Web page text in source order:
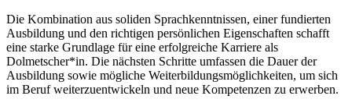
Die Kombination aus soliden Sprachkenntnissen, einer fundierten
Ausbildung und den richtigen persönlichen Eigenschaften schafft
eine starke Grundlage für eine erfolgreiche Karriere als
Dolmetscher*in. Die nächsten Schritte umfassen die Dauer der
Ausbildung sowie mögliche Weiterbildungsmöglichkeiten, um sich
im Beruf weiterzuentwickeln und neue Kompetenzen zu erwerben.